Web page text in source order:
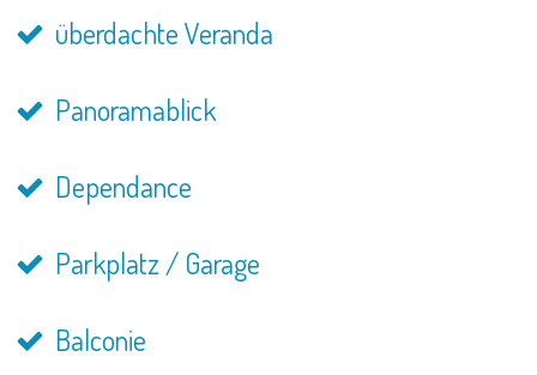
überdachte Veranda
Panoramablick
Dependance
Parkplatz / Garage
Balconie